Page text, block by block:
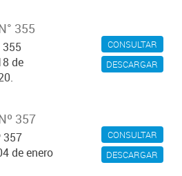
CONSULTAR
DESCARGAR
355
de
CONSULTAR
DESCARGAR
357
357
de enero